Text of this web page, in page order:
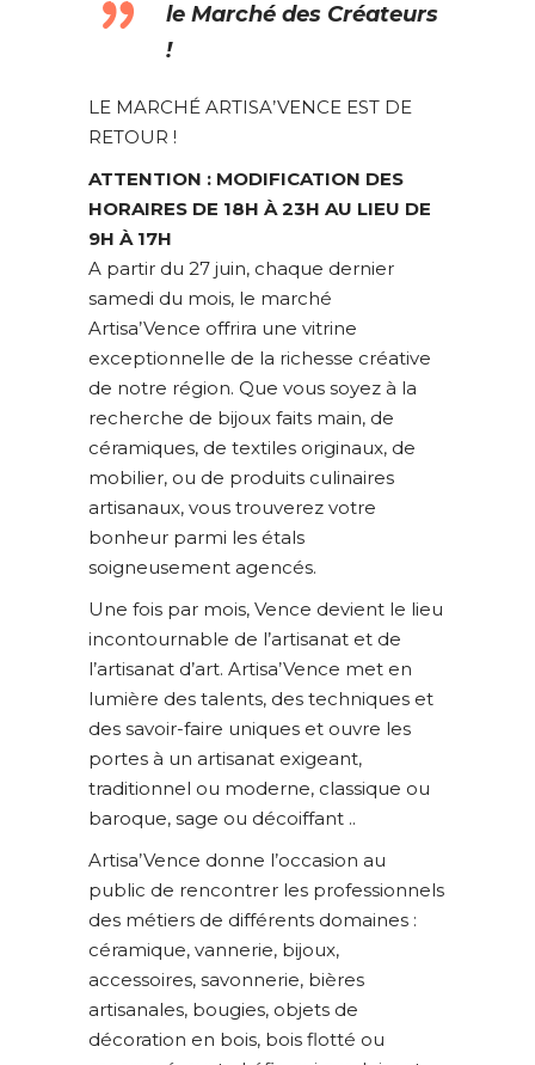
le Marché des Créateurs
!
LE MARCHÉ ARTISA’VENCE EST DE
RETOUR !
ATTENTION : MODIFICATION DES
HORAIRES DE 18H À 23H AU LIEU DE
9H À 17H
A partir du 27 juin, chaque dernier
samedi du mois, le marché
Artisa’Vence offrira une vitrine
exceptionnelle de la richesse créative
de notre région. Que vous soyez à la
recherche de bijoux faits main, de
céramiques, de textiles originaux, de
mobilier, ou de produits culinaires
artisanaux, vous trouverez votre
bonheur parmi les étals
soigneusement agencés.
Une fois par mois, Vence devient le lieu
incontournable de l’artisanat et de
l’artisanat d’art. Artisa’Vence met en
lumière des talents, des techniques et
des savoir-faire uniques et ouvre les
portes à un artisanat exigeant,
traditionnel ou moderne, classique ou
baroque, sage ou décoiffant ..
Artisa’Vence donne l’occasion au
public de rencontrer les professionnels
des métiers de différents domaines :
céramique, vannerie, bijoux,
accessoires, savonnerie, bières
artisanales, bougies, objets de
décoration en bois, bois flotté ou